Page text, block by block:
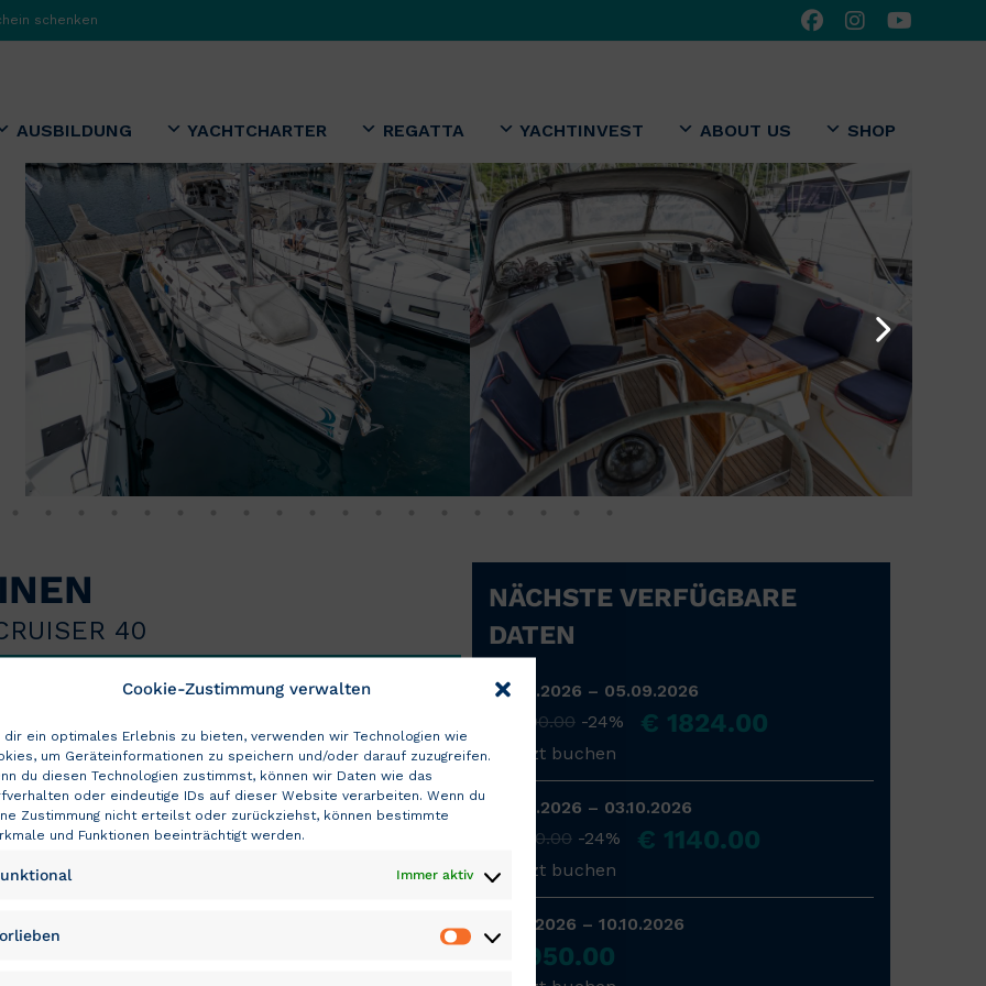
Cookie-Zustimmung verwalten
dir ein optimales Erlebnis zu bieten, verwenden wir Technologien wie
um Geräteinformationen zu speichern und/oder darauf zuzugreifen.
du diesen Technologien zustimmst, können wir Daten wie das
oder eindeutige IDs auf dieser Website verarbeiten. Wenn du
Zustimmung nicht erteilst oder zurückziehst, können bestimmte
und Funktionen beeinträchtigt werden.
Immer aktiv
Vorlieben
schenken
AUSBILDUNG YACHTCHARTER REGATTA YACHTINVEST ABOUT US SHOP
40
NÄCHSTE VERFÜGBARE
DATEN
29.08.2026 – 05.09.2026
€ 2400.00-24% € 1824.00
» Jetzt buchen
26.09.2026 – 03.10.2026
€ 1500.00-24% € 1140.00
» Jetzt buchen
03.10.2026 – 10.10.2026
€ 950.00